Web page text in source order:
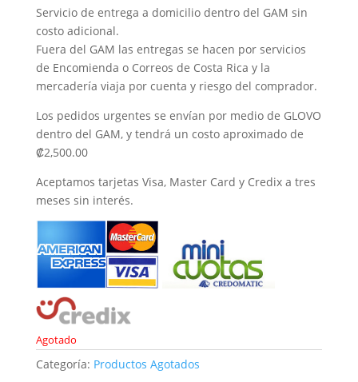
Servicio de entrega a domicilio dentro del GAM sin
costo adicional.
Fuera del GAM las entregas se hacen por servicios
de Encomienda o Correos de Costa Rica y la
mercadería viaja por cuenta y riesgo del comprador.
Los pedidos urgentes se envían por medio de GLOVO
dentro del GAM, y tendrá un costo aproximado de
₡2,500.00
Aceptamos tarjetas Visa, Master Card y Credix a tres
meses sin interés.
Agotado
Categoría: Productos Agotados